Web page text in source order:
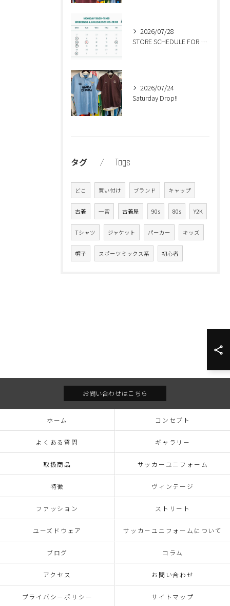
2026/07/28
STORE SCHEDULE FOR AUGUST🍉
2026/07/24
Saturday Drop!!
タグ Tags
どこ 買い付け ブランド キャップ
古着 一宮 古着屋 90s 80s Y2K
Tシャツ ジャケット パーカー キッズ
帽子 スポーツミックス系 初心者
お問い合わせはこちら
ホーム コンセプト
よくある質問 ギャラリー
取扱商品 サッカーユニフォーム
特徴 ヴィンテージ
ファッション ストリート
ユーズドウェア サッカーユニフォームについて
ブログ コラム
アクセス お問い合わせ
プライバシーポリシー サイトマップ